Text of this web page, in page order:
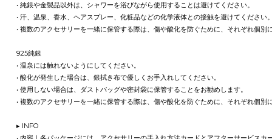
• 純銀や金製品以外は、シャワーを浴びながら使用することは避けてください。
• 汗、温泉、香水、ヘアスプレー、化粧品などの化学液体との接触を避けてください
• 複数のアクセサリーを一緒に保管する際は、傷や酸化を防ぐために、それぞれ個別
925純銀
• 温泉には触れないようにしてください。
• 酸化が発生した場合は、銀拭き布で優しくお手入れしてください。
• 使用しない場合は、ダストバッグや密封袋に保管することをお勧めします。
• 複数のアクセサリーを一緒に保管する際は、傷や酸化を防ぐために、それぞれ個別
▸ INFO